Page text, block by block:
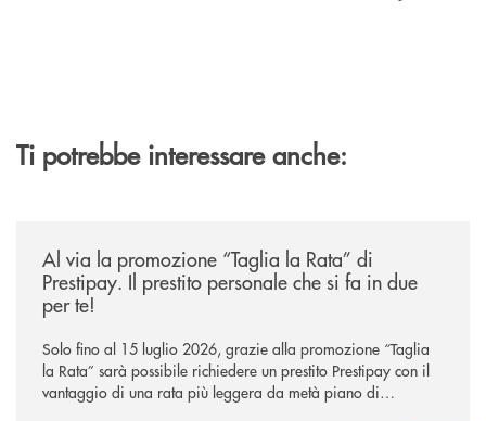
Ti potrebbe interessare anche:
Al via la promozione “Taglia la Rata” di
Prestipay. Il prestito personale che si fa in due
per te!
Solo fino al 15 luglio 2026, grazie alla promozione “Taglia
la Rata” sarà possibile richiedere un prestito Prestipay con il
vantaggio di una rata più leggera da metà piano di